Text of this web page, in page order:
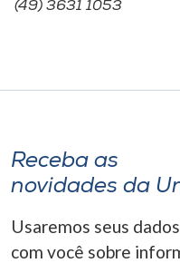
(49) 3631 1053
Receba as
novidades da
Usaremos seus
com você sobre